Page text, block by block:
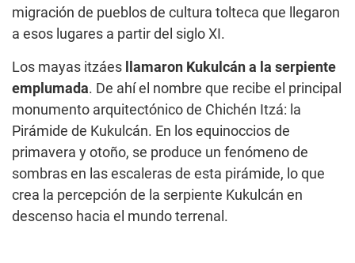
migración de pueblos de cultura tolteca que llegaron
a esos lugares a partir del siglo XI.
Los mayas itzáes
llamaron Kukulcán a la serpiente
emplumada. De ahí el nombre que recibe el principal
monumento arquitectónico de Chichén Itzá: la
Pirámide de Kukulcán. En los equinoccios de
primavera y otoño, se produce un fenómeno de
sombras en las escaleras de esta pirámide, lo que
crea la percepción de la serpiente Kukulcán en
descenso hacia el mundo terrenal.